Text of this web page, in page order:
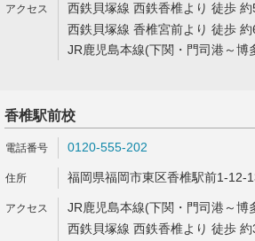
西鉄貝塚線 西鉄香椎より 徒歩 約
西鉄貝塚線 香椎宮前より 徒歩 約
JR鹿児島本線(下関・門司港～博
香椎駅前校
0120-555-202
福岡県福岡市東区香椎駅前1-12-
JR鹿児島本線(下関・門司港～博
西鉄貝塚線 西鉄香椎より 徒歩 約